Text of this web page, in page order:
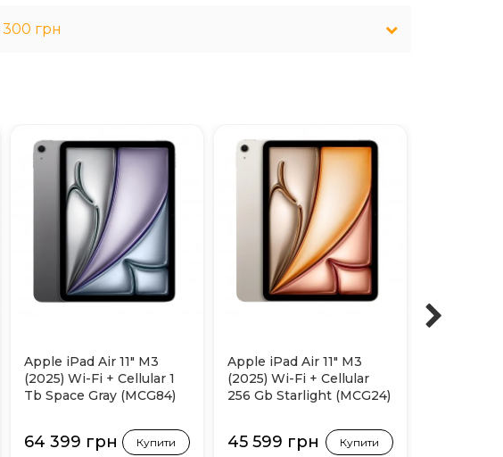
300 грн
Apple iPad Air 11" M3
(2025) Wi-Fi + Cellular 1
Tb Space Gray (MCG84)
64 399 грн Купити
Apple iPad Air 11" M3
(2025) Wi-Fi + Cellular
256 Gb Starlight (MCG24)
45 599 грн Купити